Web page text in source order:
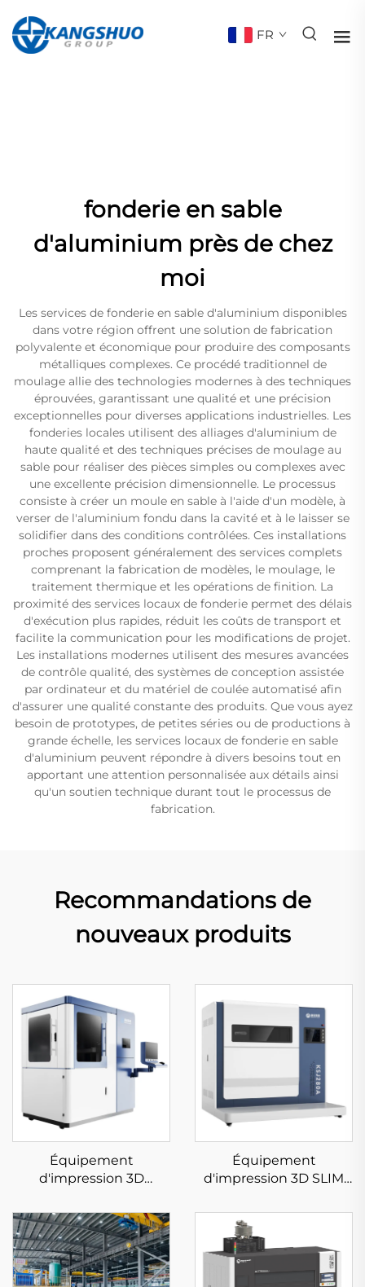
FR
fonderie en sable
d'aluminium près de chez
moi
Les services de fonderie en sable d'aluminium disponibles
dans votre région offrent une solution de fabrication
polyvalente et économique pour produire des composants
métalliques complexes. Ce procédé traditionnel de
moulage allie des technologies modernes à des techniques
éprouvées, garantissant une qualité et une précision
exceptionnelles pour diverses applications industrielles. Les
fonderies locales utilisent des alliages d'aluminium de
haute qualité et des techniques précises de moulage au
sable pour réaliser des pièces simples ou complexes avec
une excellente précision dimensionnelle. Le processus
consiste à créer un moule en sable à l'aide d'un modèle, à
verser de l'aluminium fondu dans la cavité et à le laisser se
solidifier dans des conditions contrôlées. Ces installations
proches proposent généralement des services complets
comprenant la fabrication de modèles, le moulage, le
traitement thermique et les opérations de finition. La
proximité des services locaux de fonderie permet des délais
d'exécution plus rapides, réduit les coûts de transport et
facilite la communication pour les modifications de projet.
Les installations modernes utilisent des mesures avancées
de contrôle qualité, des systèmes de conception assistée
par ordinateur et du matériel de coulée automatisé afin
d'assurer une qualité constante des produits. Que vous ayez
besoin de prototypes, de petites séries ou de productions à
grande échelle, les services locaux de fonderie en sable
d'aluminium peuvent répondre à divers besoins tout en
apportant une attention personnalisée aux détails ainsi
qu'un soutien technique durant tout le processus de
fabrication.
Recommandations de
nouveaux produits
Équipement
d'impression 3D
Équipement
d'impression 3D SLIM
contrainte KS281MS